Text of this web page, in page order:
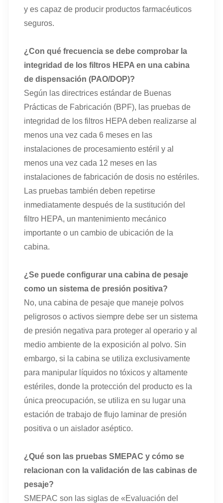
y es capaz de producir productos farmacéuticos
seguros.
¿Con qué frecuencia se debe comprobar la
integridad de los filtros HEPA en una cabina
de dispensación (PAO/DOP)?
Según las directrices estándar de Buenas
Prácticas de Fabricación (BPF), las pruebas de
integridad de los filtros HEPA deben realizarse al
menos una vez cada 6 meses en las
instalaciones de procesamiento estéril y al
menos una vez cada 12 meses en las
instalaciones de fabricación de dosis no estériles.
Las pruebas también deben repetirse
inmediatamente después de la sustitución del
filtro HEPA, un mantenimiento mecánico
importante o un cambio de ubicación de la
cabina.
¿Se puede configurar una cabina de pesaje
como un sistema de presión positiva?
No, una cabina de pesaje que maneje polvos
peligrosos o activos siempre debe ser un sistema
de presión negativa para proteger al operario y al
medio ambiente de la exposición al polvo. Sin
embargo, si la cabina se utiliza exclusivamente
para manipular líquidos no tóxicos y altamente
estériles, donde la protección del producto es la
única preocupación, se utiliza en su lugar una
estación de trabajo de flujo laminar de presión
positiva o un aislador aséptico.
¿Qué son las pruebas SMEPAC y cómo se
relacionan con la validación de las cabinas de
pesaje?
SMEPAC son las siglas de «Evaluación del